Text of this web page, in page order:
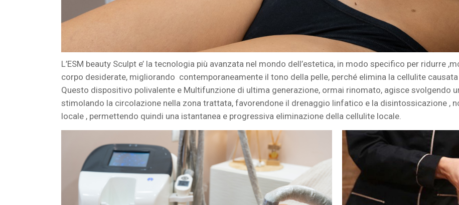
L’ESM beauty Sculpt e’ la tecnologia più avanzata nel mondo dell’estetica, in modo specifico per ridurre
corpo desiderate, migliorando contemporaneamente il tono della pelle, perché elimina la cellulite
Questo dispositivo polivalente e Multifunzione di ultima generazione, ormai rinomato, agisce svolgendo
stimolando la circolazione nella zona trattata, favorendone il drenaggio linfatico e la disintossicazione ,
locale , permettendo quindi una istantanea e progressiva eliminazione della cellulite locale.